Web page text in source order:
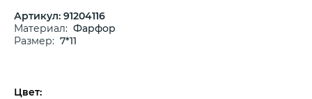
Артикул: 91204116
Материал: Фарфор
Размер: 7*11
Цвет: